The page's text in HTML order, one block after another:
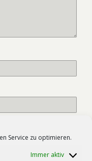
Service zu optimieren.
Immer aktiv